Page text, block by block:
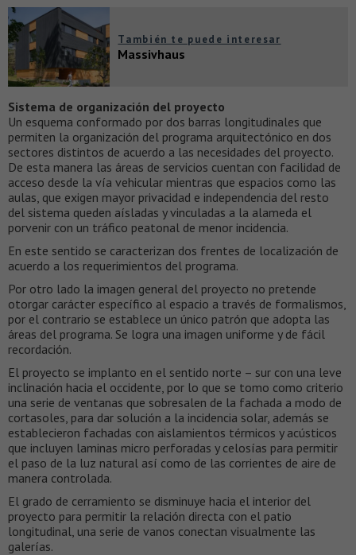
También te puede interesar
Massivhaus
Sistema de organización del proyecto
Un esquema conformado por dos barras longitudinales que
permiten la organización del programa arquitectónico en dos
sectores distintos de acuerdo a las necesidades del proyecto.
De esta manera las áreas de servicios cuentan con facilidad de
acceso desde la vía vehicular mientras que espacios como las
aulas, que exigen mayor privacidad e independencia del resto
del sistema queden aísladas y vinculadas a la alameda el
porvenir con un tráfico peatonal de menor incidencia.
En este sentido se caracterizan dos frentes de localización de
acuerdo a los requerimientos del programa.
Por otro lado la imagen general del proyecto no pretende
otorgar carácter específico al espacio a través de formalismos,
por el contrario se establece un único patrón que adopta las
áreas del programa. Se logra una imagen uniforme y de fácil
recordación.
El proyecto se implanto en el sentido norte – sur con una leve
inclinación hacia el occidente, por lo que se tomo como criterio
una serie de ventanas que sobresalen de la fachada a modo de
cortasoles, para dar solución a la incidencia solar, además se
establecieron fachadas con aislamientos térmicos y acústicos
que incluyen laminas micro perforadas y celosías para permitir
el paso de la luz natural así como de las corrientes de aire de
manera controlada.
El grado de cerramiento se disminuye hacia el interior del
proyecto para permitir la relación directa con el patio
longitudinal, una serie de vanos conectan visualmente las
galerías.